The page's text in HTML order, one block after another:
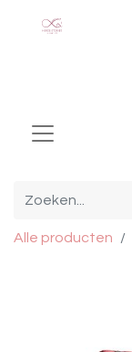
Alle producten